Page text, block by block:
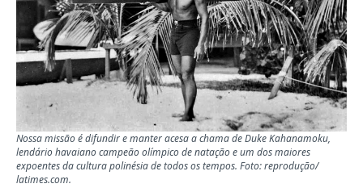
Nossa missão é difundir e manter acesa a chama de Duke Kahanamoku,
lendário havaiano campeão olímpico de natação e um dos maiores
expoentes da cultura polinésia de todos os tempos. Foto: reprodução/
latimes.com.